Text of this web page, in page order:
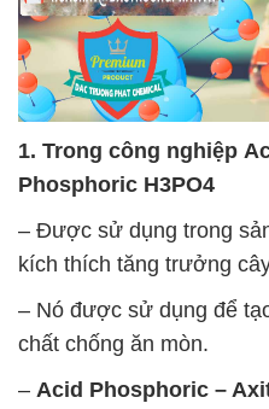
1. Trong công nghiệp
Phosphoric H3PO4
– Được sử dụng trong
kích thích tăng trưởng
– Nó được sử dụng để
chất chống ăn mòn.
– Acid Phosphoric –